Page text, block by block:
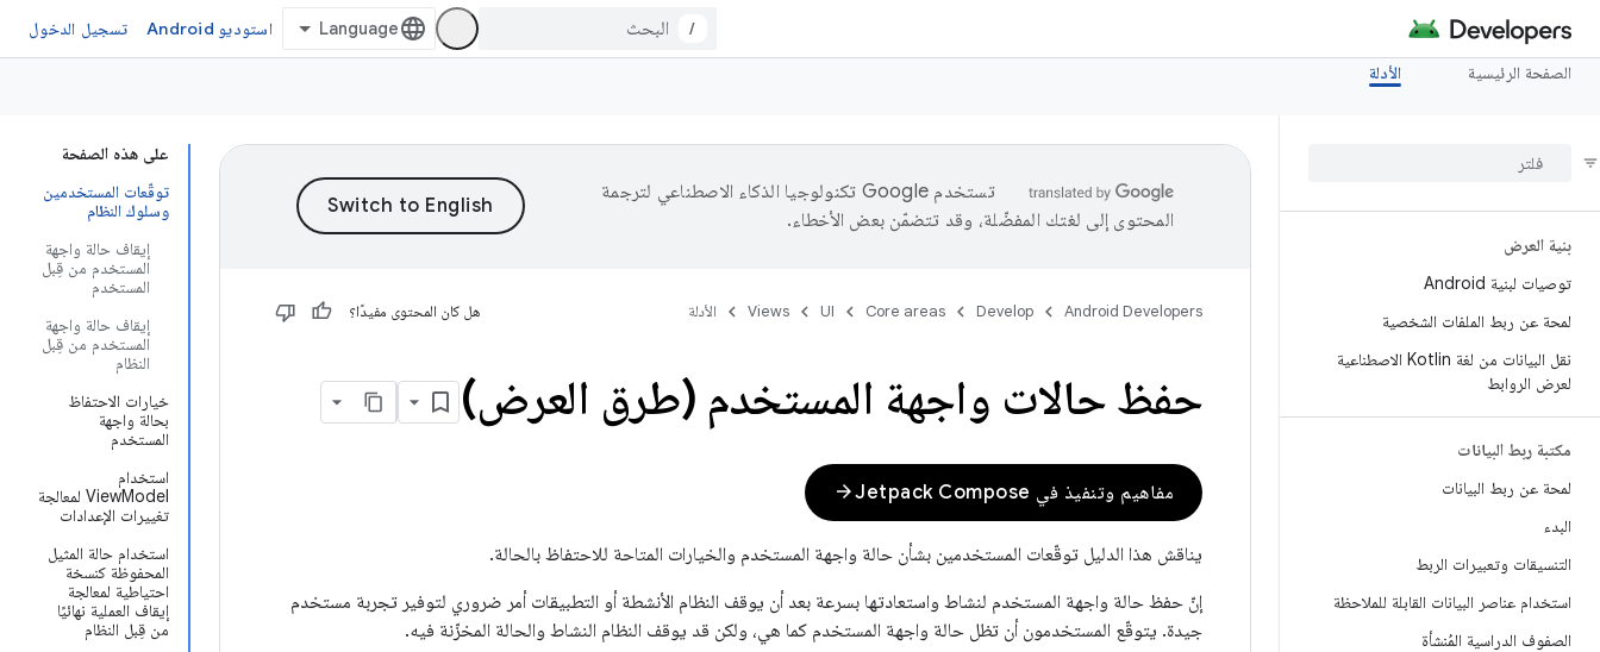
/ استوديو Android تسجيل الدخول
الصفحة الرئيسية الأدلة
بنية العرض
توصيات لبنية Android
لمحة عن ربط الملفات الشخصية
نقل البيانات من لغة Kotlin الاصطناعية
لعرض الروابط
مكتبة ربط البيانات
لمحة عن ربط البيانات
البدء
التنسيقات وتعبيرات الربط
استخدام عناصر البيانات القابلة للملاحظة
الصفوف الدراسية المُنشأة
على هذه الصفحة
توقّعات المستخدمين
وسلوك النظام
إيقاف حالة واجهة
المستخدم من قِبل
المستخدم
إيقاف حالة واجهة
المستخدم من قِبل
النظام
خيارات الاحتفاظ
بحالة واجهة
المستخدم
استخدام
ViewModel لمعالجة
تغييرات الإعدادات
استخدام حالة المثيل
المحفوظة كنسخة
احتياطية لمعالجة
إيقاف العملية نهائيًا
من قِبل النظام
تستخدم Google تكنولوجيا الذكاء الاصطناعي لترجمة
المحتوى إلى لغتك المفضّلة، وقد تتضمّن بعض الأخطاء.
Android Developers
Develop
Core areas
UI
Views الأدلة هل كان المحتوى مفيدًا؟
حفظ حالات واجهة المستخدم (طرق العرض)
مفاهيم وتنفيذ في Jetpack Compose arrow_forward
يناقش هذا الدليل توقّعات المستخدمين بشأن حالة واجهة المستخدم والخيارات المتاحة للاحتفاظ بالحالة.
إنّ حفظ حالة واجهة المستخدم لنشاط واستعادتها بسرعة بعد أن يوقف النظام الأنشطة أو التطبيقات أمر ضروري لتوفير تجربة مستخدم
جيدة. يتوقّع المستخدمون أن تظل حالة واجهة المستخدم كما هي، ولكن قد يوقف النظام النشاط والحالة المخزّنة فيه.